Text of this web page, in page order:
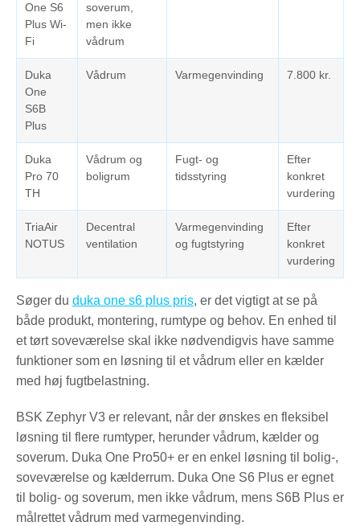
One S6
Plus Wi-
Fi
soverum,
men ikke
vådrum
Duka
One
S6B
Plus
Vådrum Varmegenvinding 7.800 kr.
Duka
Pro 70
TH
Vådrum og
boligrum
Fugt- og
tidsstyring
Efter
konkret
vurdering
TriaAir
NOTUS
Decentral
ventilation
Varmegenvinding
og fugtstyring
Efter
konkret
vurdering
Søger du duka one s6 plus pris, er det vigtigt at se på
både produkt, montering, rumtype og behov. En enhed til
et tørt soveværelse skal ikke nødvendigvis have samme
funktioner som en løsning til et vådrum eller en kælder
med høj fugtbelastning.
BSK Zephyr V3 er relevant, når der ønskes en fleksibel
løsning til flere rumtyper, herunder vådrum, kælder og
soverum. Duka One Pro50+ er en enkel løsning til bolig-,
soveværelse og kælderrum. Duka One S6 Plus er egnet
til bolig- og soverum, men ikke vådrum, mens S6B Plus er
målrettet vådrum med varmegenvinding.